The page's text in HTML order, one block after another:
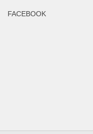
FACEBOOK